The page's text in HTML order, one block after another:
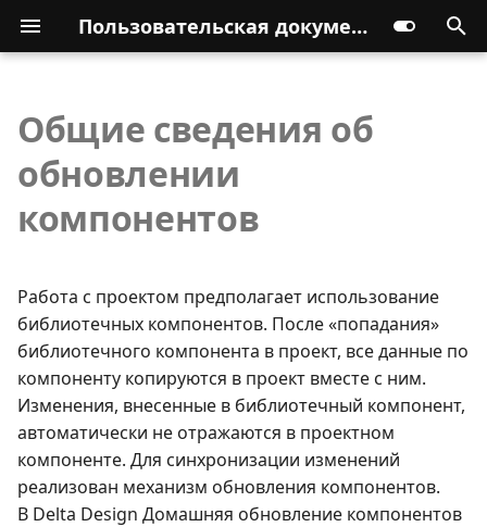
Пользовательская документация
Общие сведения об
обновлении
компонентов
Работа с проектом предполагает использование
библиотечных компонентов. После «попадания»
библиотечного компонента в проект, все данные по
компоненту копируются в проект вместе с ним.
Изменения, внесенные в библиотечный компонент,
автоматически не отражаются в проектном
компоненте. Для синхронизации изменений
реализован механизм обновления компонентов.
В Delta Design Домашняя обновление компонентов